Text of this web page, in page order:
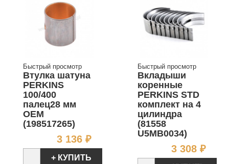
Быстрый просмотр
Втулка шатуна
PERKINS
100/400
палец28 мм
OEM
(198517265)
3 136 ₽Цена
+ КУПИТЬ
Быстрый просмотр
Вкладыши
коренные
PERKINS STD
комплект на 4
цилиндра
(81558
U5MB0034)
3 308 ₽